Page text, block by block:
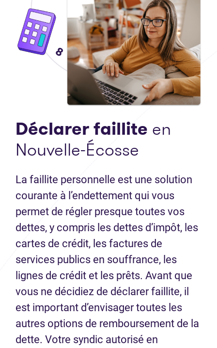
Déclarer faillite en
Nouvelle-Écosse
La faillite personnelle est une solution
courante à l’endettement qui vous
permet de régler presque toutes vos
dettes, y compris les dettes d’impôt, les
cartes de crédit, les factures de
services publics en souffrance, les
lignes de crédit et les prêts. Avant que
vous ne décidiez de déclarer faillite, il
est important d’envisager toutes les
autres options de remboursement de la
dette. Votre syndic autorisé en